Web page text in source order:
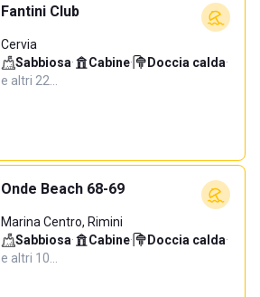
Fantini Club
Cervia
Sabbiosa· Cabine· Doccia calda·
e altri 22…
Onde Beach 68-69
Marina Centro, Rimini
Sabbiosa· Cabine· Doccia calda·
e altri 10…